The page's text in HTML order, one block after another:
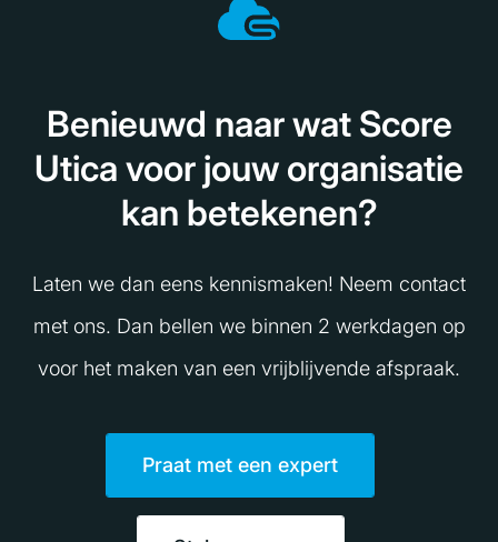
Benieuwd naar wat Score
Utica voor jouw organisatie
kan betekenen?
Laten we dan eens kennismaken! Neem contact
met ons. Dan bellen we binnen 2 werkdagen op
voor het maken van een vrijblijvende afspraak.
Praat met een expert